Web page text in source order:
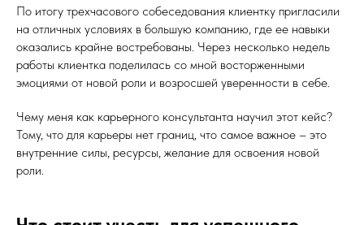
По итогу трехчасового собеседования клиентку пригласили
на отличных условиях в большую компанию, где ее навыки
оказались крайне востребованы. Через несколько недель
работы клиентка поделилась со мной восторженными
эмоциями от новой роли и возросшей уверенности в себе.
Чему меня как карьерного консультанта научил этот кейс?
Тому, что для карьеры нет границ, что самое важное – это
внутренние силы, ресурсы, желание для освоения новой
роли.